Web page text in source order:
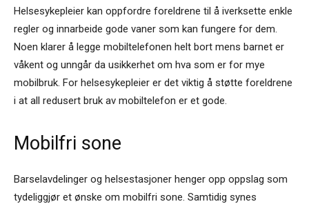
Helsesykepleier kan oppfordre foreldrene til å iverksette enkle
regler og innarbeide gode vaner som kan fungere for dem.
Noen klarer å legge mobiltelefonen helt bort mens barnet er
våkent og unngår da usikkerhet om hva som er for mye
mobilbruk. For helsesykepleier er det viktig å støtte foreldrene
i at all redusert bruk av mobiltelefon er et gode.
Mobilfri sone
Barselavdelinger og helsestasjoner henger opp oppslag som
tydeliggjør et ønske om mobilfri sone. Samtidig synes